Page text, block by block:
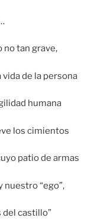
no tan grave,
vida de la persona
humana
los cimientos
patio de armas
“ego”,
del castillo”